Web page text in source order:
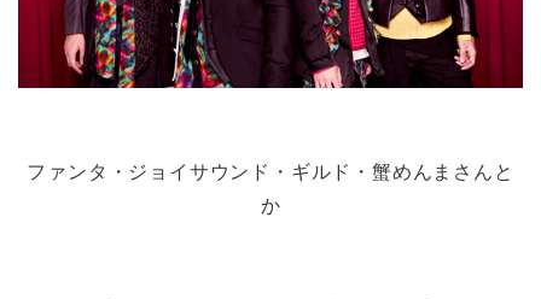
ファンタ・ジョイサウンド・ギルド・蟹めんまさんと
か